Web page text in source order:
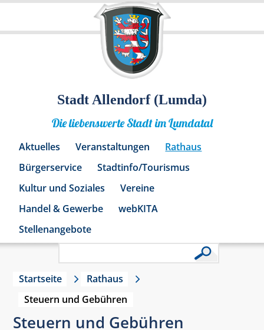
Stadt Allendorf (Lumda)
Die liebenswerte Stadt im Lumdatal
Aktuelles Veranstaltungen
Rathaus
Bürgerservice
Stadtinfo/Tourismus
Kultur und Soziales
Vereine
Handel & Gewerbe
webKITA
Stellenangebote
Startseite
Rathaus
Steuern und Gebühren
Steuern und Gebühren